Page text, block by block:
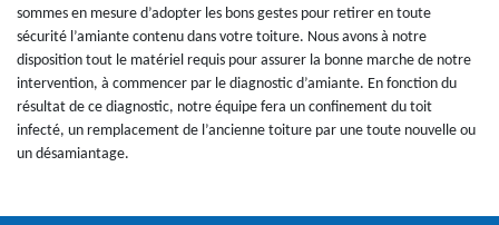
sommes en mesure d’adopter les bons gestes pour retirer en toute
sécurité l’amiante contenu dans votre toiture. Nous avons à notre
disposition tout le matériel requis pour assurer la bonne marche de notre
intervention, à commencer par le diagnostic d’amiante. En fonction du
résultat de ce diagnostic, notre équipe fera un confinement du toit
infecté, un remplacement de l’ancienne toiture par une toute nouvelle ou
un désamiantage.